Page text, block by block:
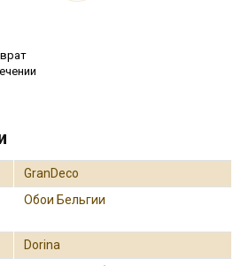
GranDeco
Обои Бельгии
Dorina